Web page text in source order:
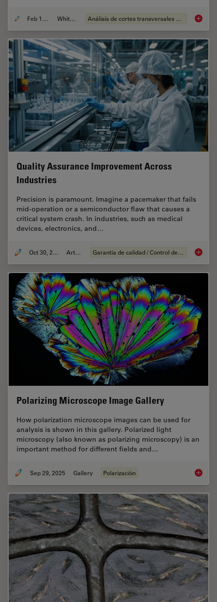
Feb 12, 2026 Whitepaper Análisis de cortes transversales para la microelectrónica Burr
Quality Assurance Improvement Across
Industries
Precision is paramount. Imagine a pacemaker that fails
mid-operation or a semiconductor flaw that causes a
critical system crash. In industries, such as medical
devices, electronics, and…
Oct 30, 2025 Article Garantía de calidad / Control de calidad Quality
Polarizing Microscope Image Gallery
How polarization microscope images can be used for
analysis is shown in this gallery. Polarized light
microscopy (also known as polarizing microscopy) is an
important method for different fields and…
Sep 29, 2025 Gallery Polarización